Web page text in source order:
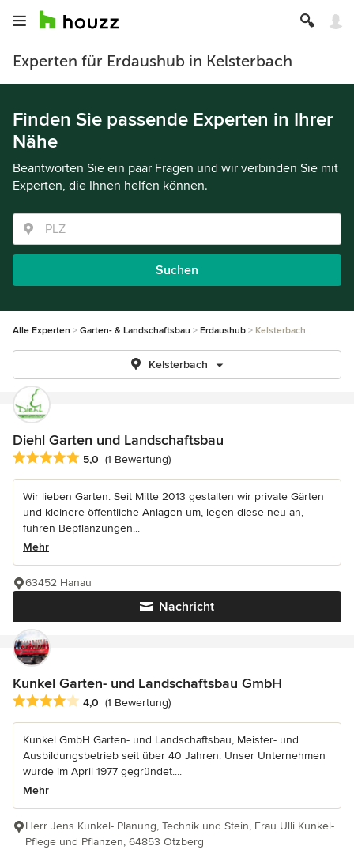
Experten für Erdaushub in Kelsterbach
Finden Sie passende Experten in Ihrer
Nähe
Beantworten Sie ein paar Fragen und wir verbinden Sie mit
Experten, die Ihnen helfen können.
Suchen
Alle Experten Garten- & Landschaftsbau Erdaushub Kelsterbach
Kelsterbach
Diehl Garten und Landschaftsbau
Durchschnittliche Bewertung: 5 von 5 Sternen
5,0 (1 Bewertung)
Wir lieben Garten. Seit Mitte 2013 gestalten wir private Gärten
und kleinere öffentliche Anlagen um, legen diese neu an,
führen Bepflanzungen...
Mehr
Nachricht
63452 Hanau
Kunkel Garten- und Landschaftsbau GmbH
Durchschnittliche Bewertung: 4 von 5 Sternen
4,0 (1 Bewertung)
Kunkel GmbH Garten- und Landschaftsbau, Meister- und
Ausbildungsbetrieb seit über 40 Jahren. Unser Unternehmen
wurde im April 1977 gegründet....
Mehr
Herr Jens Kunkel- Planung, Technik und Stein, Frau Ulli Kunkel-
Pflege und Pflanzen, 64853 Otzberg